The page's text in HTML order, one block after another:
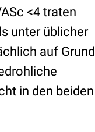
<4 traten
unter üblicher
auf Grund
in den beiden